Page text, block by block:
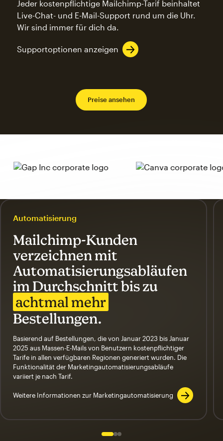
Jeder kostenpflichtige Mailchimp-Tarif beinhaltet
Live-Chat- und E-Mail-Support rund um die Uhr.
Wir sind immer für dich da.
Supportoptionen anzeigen
Preise ansehen
Automatisierung
Mailchimp-Kunden
verzeichnen mit
Automatisierungsabläufen
im Durchschnitt bis zu
achtmal mehr
Bestellungen.
Basierend auf Bestellungen, die von Januar 2023 bis Januar
2025 aus Massen-E-Mails von Benutzern kostenpflichtiger
Tarife in allen verfügbaren Regionen generiert wurden. Die
Funktionalität der Marketingautomatisierungsabläufe
variiert je nach Tarif.
Weitere Informationen zur Marketingautomatisierung
Slide 1 of 3
Go to slide 2 of 3
Go to slide 3 of 3